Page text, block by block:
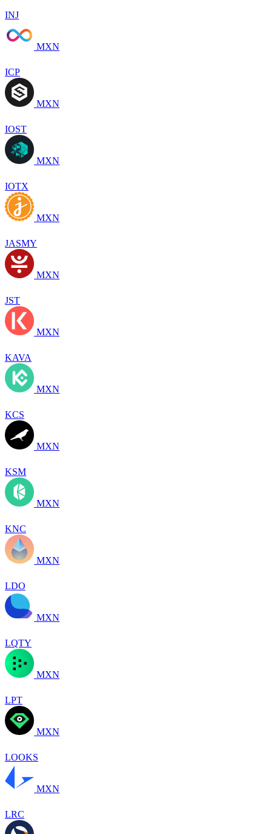
INJ
MXN
ICP
MXN
IOST
MXN
IOTX
MXN
JASMY
MXN
JST
MXN
KAVA
MXN
KCS
MXN
KSM
MXN
KNC
MXN
LDO
MXN
LQTY
MXN
LPT
MXN
LOOKS
MXN
LRC